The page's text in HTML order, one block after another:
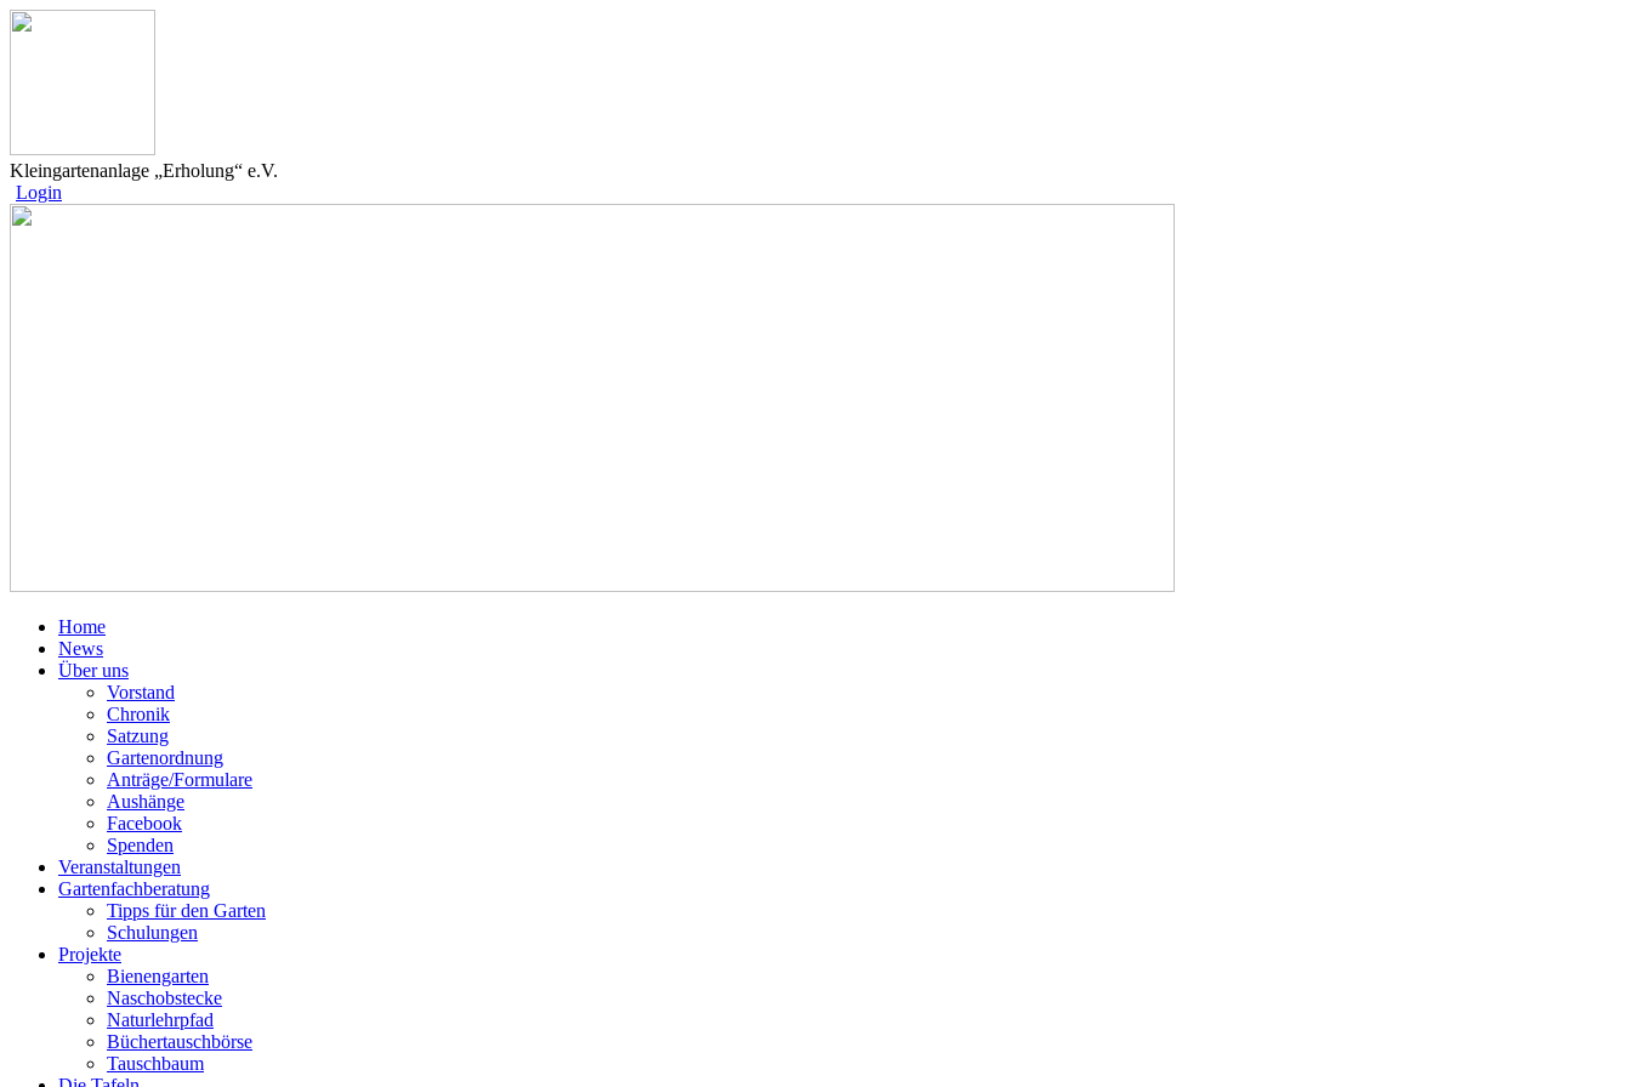
Kleingartenanlage „Erholung“ e.V.
Login
Home
News
Über uns
Vorstand
Chronik
Satzung
Gartenordnung
Anträge/Formulare
Aushänge
Facebook
Spenden
Veranstaltungen
Gartenfachberatung
Tipps für den Garten
Schulungen
Projekte
Bienengarten
Naschobstecke
Naturlehrpfad
Büchertauschbörse
Tauschbaum